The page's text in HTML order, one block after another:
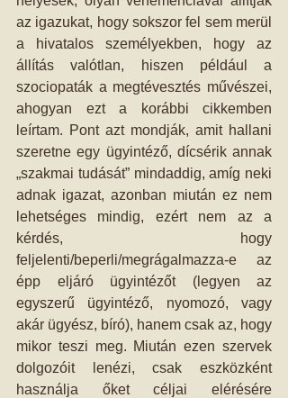
az igazukat, hogy sokszor fel sem merül
a hivatalos személyekben, hogy az
állítás valótlan, hiszen például a
szociopaták a megtévesztés művészei,
ahogyan ezt a korábbi cikkemben
leírtam. Pont azt mondják, amit hallani
szeretne egy ügyintéző, dícsérik annak
„szakmai tudását” mindaddig, amíg neki
adnak igazat, azonban miután ez nem
lehetséges mindig, ezért nem az a
kérdés, hogy
feljelenti/beperli/megrágalmazza-e az
épp eljáró ügyintézőt (legyen az
egyszerű ügyintéző, nyomozó, vagy
akár ügyész, bíró), hanem csak az, hogy
mikor teszi meg. Miután ezen szervek
dolgozóit lenézi, csak eszközként
használja őket céljai elérésére